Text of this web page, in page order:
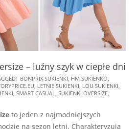
– luźny szyk w ciepłe dni
BONPRIX SUKIENKI, HM SUKIENKO,
, LETNIE SUKIENKI, LOU SUKIENKI,
, SMART CASUAL, SUKIENKI OVERSIZE,
to jeden z najmodniejszych
na sezon letni. Charakteryzują